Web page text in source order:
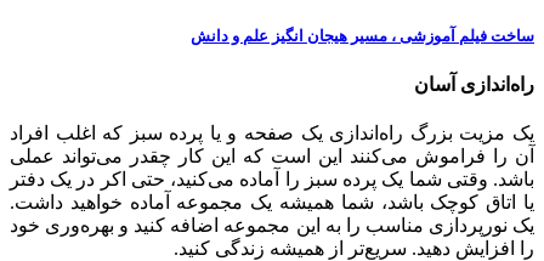
ساخت فیلم آموزشی ، مسیر هیجان انگیز علم و دانش
راه‌اندازی آسان
یک مزیت بزرگ راه‌اندازی یک صفحه و یا پرده سبز که اغلب افراد
آن را فراموش می‌کنند این است که این کار چقدر می‌تواند عملی
باشد. وقتی شما یک پرده سبز را آماده می‌کنید، حتی اکر در یک دفتر
یا اتاق کوچک باشد، شما همیشه یک مجموعه آماده خواهید داشت.
یک نورپردازی مناسب را به این مجموعه اضافه کنید و بهره‌وری خود
را افزایش دهید. سریع‌تر از همیشه زندگی کنید.